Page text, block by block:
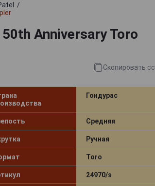
Anniversary Toro
Скопировать
Гондурас
Средняя
Ручная
Toro
24970/s